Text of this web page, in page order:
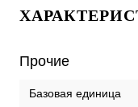
Прочие
Базовая единица